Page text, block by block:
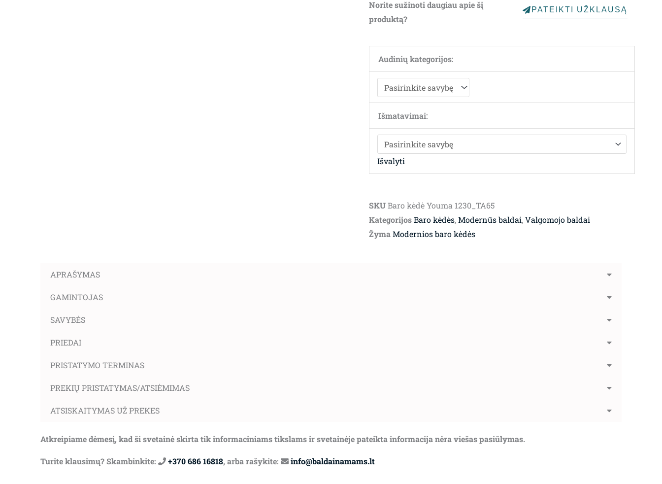
through
Norite sužinoti daugiau apie šį
produktą?
PATEIKTI UŽKLAUSĄ
Audinių kategorijos:
Išmatavimai:
Išvalyti
SKUBaro kėdė Youma 1230_TA65
KategorijosBaro kėdės,Modernūs baldai,Valgomojo baldai
ŽymaModernios baro kėdės
APRAŠYMAS
GAMINTOJAS
SAVYBĖS
PRIEDAI
PRISTATYMO TERMINAS
PREKIŲ PRISTATYMAS/ATSIĖMIMAS
ATSISKAITYMAS UŽ PREKES
Atkreipiame dėmesį, kad ši svetainė skirta tik informaciniams tikslams ir svetainėje pateikta informacija nėra viešas pasiūlymas.
Turite klausimų? Skambinkite: +370 686 16818, arba rašykite: info@baldainamams.lt